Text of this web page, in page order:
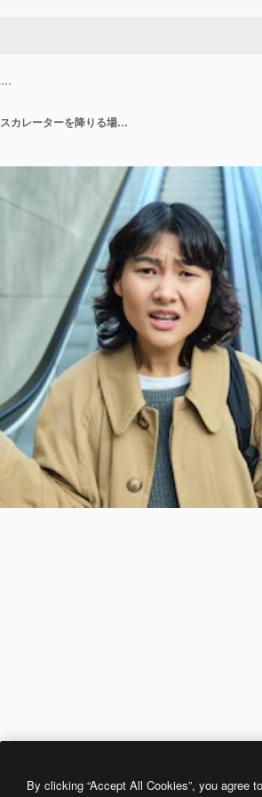
…
混乱したアジアの女の子の肖像画は、なじみのない街でエスカレーターを降りる場所で自分がどこに迷っているのかわかりません
By clicking “Accept All Cookies”, you agree